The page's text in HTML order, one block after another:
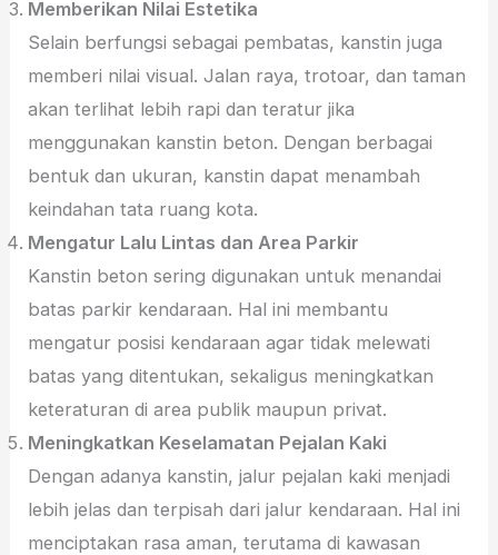
Memberikan Nilai Estetika
Selain berfungsi sebagai pembatas, kanstin juga
memberi nilai visual. Jalan raya, trotoar, dan taman
akan terlihat lebih rapi dan teratur jika
menggunakan kanstin beton. Dengan berbagai
bentuk dan ukuran, kanstin dapat menambah
keindahan tata ruang kota.
Mengatur Lalu Lintas dan Area Parkir
Kanstin beton sering digunakan untuk menandai
batas parkir kendaraan. Hal ini membantu
mengatur posisi kendaraan agar tidak melewati
batas yang ditentukan, sekaligus meningkatkan
keteraturan di area publik maupun privat.
Meningkatkan Keselamatan Pejalan Kaki
Dengan adanya kanstin, jalur pejalan kaki menjadi
lebih jelas dan terpisah dari jalur kendaraan. Hal ini
menciptakan rasa aman, terutama di kawasan